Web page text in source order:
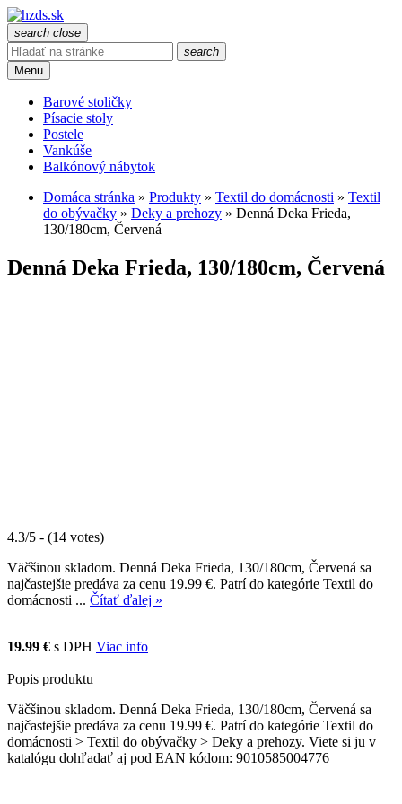
search close
search
Menu
Barové stoličky
Písacie stoly
Postele
Vankúše
Balkónový nábytok
Domáca stránka » Produkty » Textil do domácnosti » Textil
do obývačky » Deky a prehozy » Denná Deka Frieda,
130/180cm, Červená
Denná Deka Frieda, 130/180cm, Červená
4.3/5 - (14 votes)
Väčšinou skladom. Denná Deka Frieda, 130/180cm, Červená sa
najčastejšie predáva za cenu 19.99 €. Patrí do kategórie Textil do
domácnosti ... Čítať ďalej »
19.99 € s DPH Viac info
Popis produktu
Väčšinou skladom. Denná Deka Frieda, 130/180cm, Červená sa
najčastejšie predáva za cenu 19.99 €. Patrí do kategórie Textil do
domácnosti > Textil do obývačky > Deky a prehozy. Viete si ju v
katalógu dohľadať aj pod EAN kódom: 9010585004776